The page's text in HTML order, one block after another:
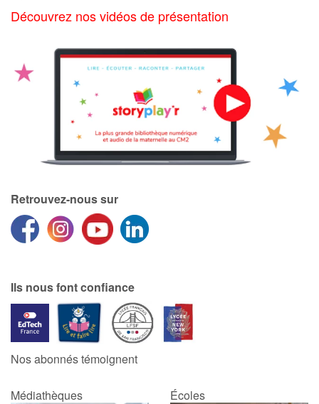
Découvrez nos vidéos de présentation
Retrouvez-nous sur
Ils nous font confiance
Nos abonnés témoignent
Médiathèques Écoles